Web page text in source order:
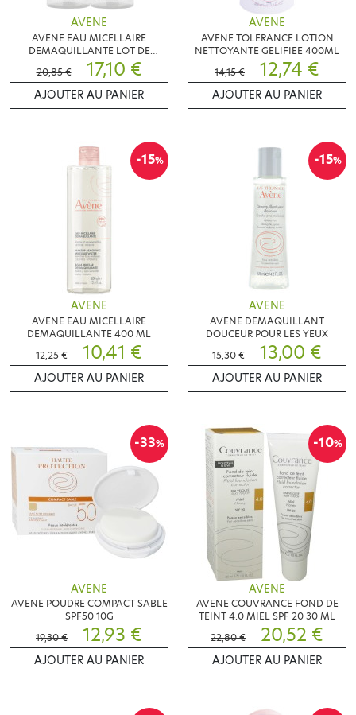
AVENE
AVENE EAU MICELLAIRE
DEMAQUILLANTE LOT DE
2X400ML
20,85 € 17,10 €
AJOUTER AU PANIER
AVENE
AVENE TOLERANCE LOTION
NETTOYANTE GELIFIEE 400ML
14,15 €
12,74 €
AJOUTER AU PANIER
-15%
AVENE
AVENE EAU MICELLAIRE
DEMAQUILLANTE 400 ML
12,25 €
10,41 €
AJOUTER AU PANIER
-15%
AVENE
AVENE DEMAQUILLANT
DOUCEUR POUR LES YEUX
15,30 €
13,00 €
AJOUTER AU PANIER
-33%
AVENE
AVENE POUDRE COMPACT SABLE
SPF50 10G
19,30 €
12,93 €
AJOUTER AU PANIER
-10%
AVENE
AVENE COUVRANCE FOND DE
TEINT 4.0 MIEL SPF 20 30 ML
22,80 €
20,52 €
AJOUTER AU PANIER